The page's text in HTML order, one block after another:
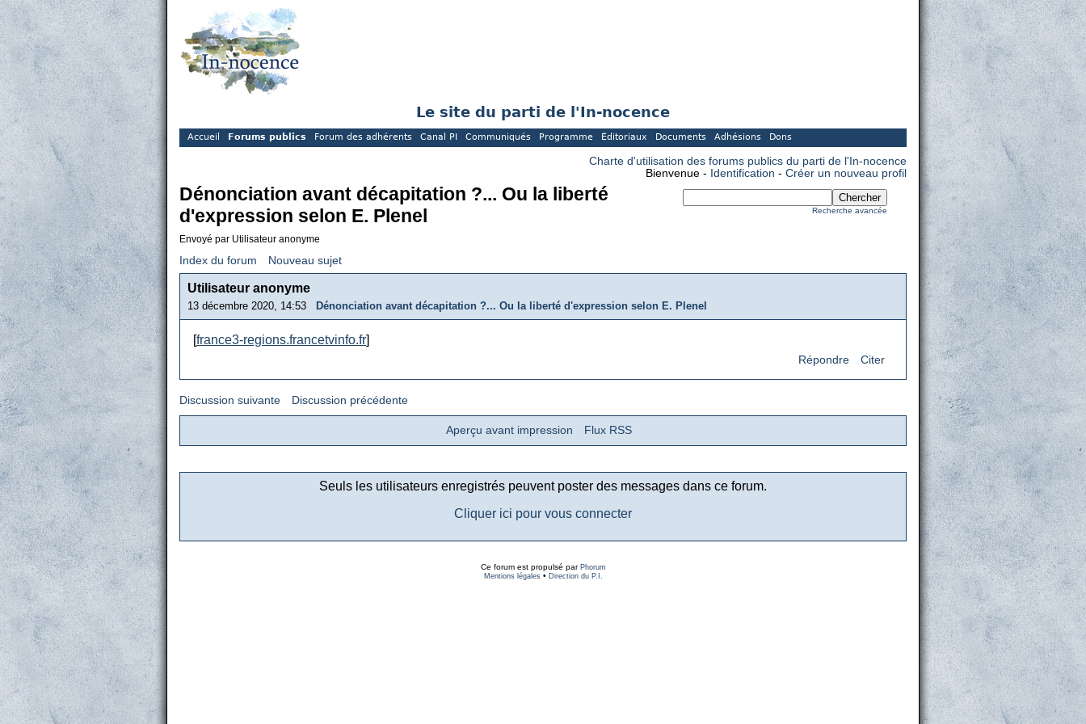
Le site du parti de l'In-nocence
Accueil Forums publics Forum des adhérents Canal PI Communiqués Programme Éditoriaux Documents Adhésions Dons
Charte d'utilisation des forums publics du parti de l'In-nocence
Bienvenue - Identification - Créer un nouveau profil
Recherche avancée
Dénonciation avant décapitation ?... Ou la liberté
d'expression selon E. Plenel
Envoyé par Utilisateur anonyme
Index du forum Nouveau sujet
Utilisateur anonyme
13 décembre 2020, 14:53 Dénonciation avant décapitation ?... Ou la liberté d'expression selon E. Plenel
[france3-regions.francetvinfo.fr]
Répondre Citer
Discussion suivante Discussion précédente
Aperçu avant impression Flux RSS
Seuls les utilisateurs enregistrés peuvent poster des messages dans ce forum.
Cliquer ici pour vous connecter
Ce forum est propulsé par Phorum
Mentions légales• Direction du P.I.